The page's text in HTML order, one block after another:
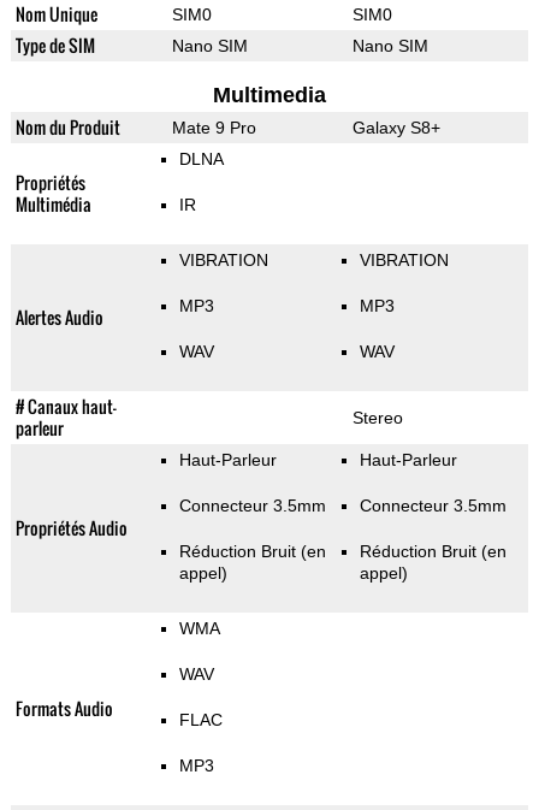
Nom Unique SIM0 SIM0
Type de SIM Nano SIM Nano SIM
Multimedia
Nom du Produit Mate 9 Pro Galaxy S8+
Propriétés
Multimédia
DLNA
IR
Alertes Audio
VIBRATION
MP3
WAV
VIBRATION
MP3
WAV
# Canaux haut-
parleur
Stereo
Propriétés Audio
Haut-Parleur
Connecteur 3.5mm
Réduction Bruit (en
appel)
Haut-Parleur
Connecteur 3.5mm
Réduction Bruit (en
appel)
Formats Audio
WMA
WAV
FLAC
MP3